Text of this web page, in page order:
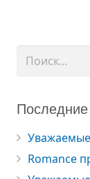
Найти:
Romance